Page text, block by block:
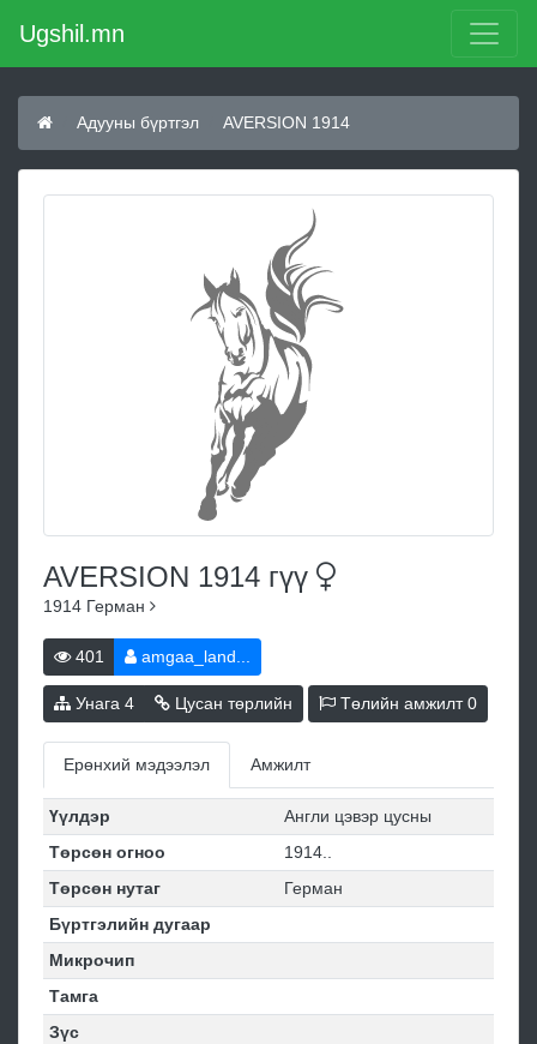
Ugshil.mn
Адууны бүртгэл AVERSION 1914
AVERSION 1914 гүү
1914 Герман
401 amgaa_land...
Унага 4 Цусан төрлийн Төлийн амжилт0
Ерөнхий мэдээлэл Амжилт
Үүлдэр
Англи цэвэр цусны
Төрсөн огноо
1914..
Төрсөн нутаг
Герман
Бүртгэлийн дугаар
Микрочип
Тамга
Зүс